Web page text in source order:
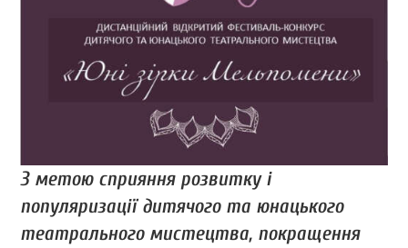
З метою сприяння розвитку і
популяризації дитячого та юнацького
театрального мистецтва, покращення